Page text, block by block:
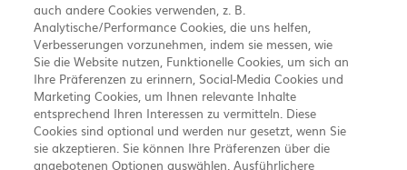
auch andere Cookies verwenden, z. B.
Analytische/Performance Cookies, die uns helfen,
Verbesserungen vorzunehmen, indem sie messen, wie
Sie die Website nutzen, Funktionelle Cookies, um sich an
Ihre Präferenzen zu erinnern, Social-Media Cookies und
Marketing Cookies, um Ihnen relevante Inhalte
entsprechend Ihren Interessen zu vermitteln. Diese
Cookies sind optional und werden nur gesetzt, wenn Sie
sie akzeptieren. Sie können Ihre Präferenzen über die
angebotenen Optionen auswählen. Ausführlichere